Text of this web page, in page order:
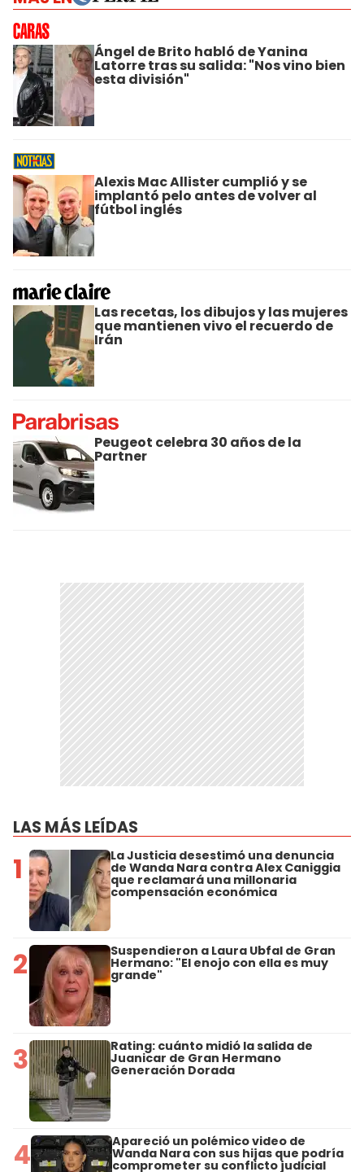
Ángel de Brito habló de Yanina
Latorre tras su salida: "Nos vino bien
esta división"
Alexis Mac Allister cumplió y se
implantó pelo antes de volver al
fútbol inglés
Las recetas, los dibujos y las mujeres
que mantienen vivo el recuerdo de
Irán
Peugeot celebra 30 años de la
Partner
LAS MÁS LEÍDAS
1 La Justicia desestimó una denuncia
de Wanda Nara contra Alex Caniggia
que reclamará una millonaria
compensación económica
2 Suspendieron a Laura Ubfal de Gran
Hermano: "El enojo con ella es muy
grande"
3 Rating: cuánto midió la salida de
Juanicar de Gran Hermano
Generación Dorada
4 Apareció un polémico video de
Wanda Nara con sus hijas que podría
comprometer su conflicto judicial